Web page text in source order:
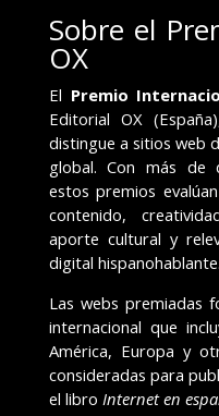
Sobre el
OX
El Premio
Editorial OX
distingue a sitios web
global. Con más de
estos premios
contenido,
aporte cultural y
digital hispanohablante.
Las webs premiadas
internacional que
América, Europa y
consideradas para
el libro Internet en